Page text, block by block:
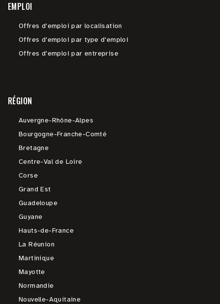
EMPLOI
Offres d'emploi par localisation
Offres d'emploi par type d'emploi
Offres d'emploi par entreprise
RÉGION
Auvergne-Rhône-Alpes
Bourgogne-Franche-Comté
Bretagne
Centre-Val de Loire
Corse
Grand Est
Guadeloupe
Guyane
Hauts-de-France
La Réunion
Martinique
Mayotte
Normandie
Nouvelle-Aquitaine